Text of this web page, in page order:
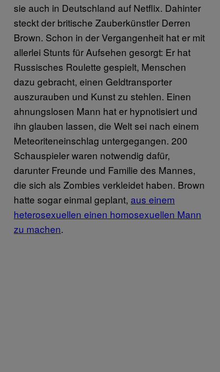
sie auch in Deutschland auf Netflix. Dahinter
steckt der britische Zauberkünstler Derren
Brown. Schon in der Vergangenheit hat er mit
allerlei Stunts für Aufsehen gesorgt: Er hat
Russisches Roulette gespielt, Menschen
dazu gebracht, einen Geldtransporter
auszurauben und Kunst zu stehlen. Einen
ahnungslosen Mann hat er hypnotisiert und
ihn glauben lassen, die Welt sei nach einem
Meteoriteneinschlag untergegangen. 200
Schauspieler waren notwendig dafür,
darunter Freunde und Familie des Mannes,
die sich als Zombies verkleidet haben. Brown
hatte sogar einmal geplant, aus einem
heterosexuellen einen homosexuellen Mann
zu machen.